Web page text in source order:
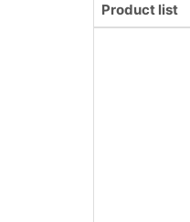
Product list